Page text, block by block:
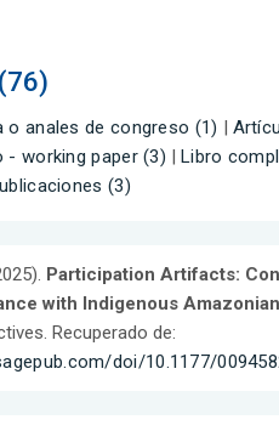
anales de congreso (1)
- working paper (3)
Libro
(3)
Participation Artifacts:
with Indigenous
Recuperado de:
doi/10.1177/